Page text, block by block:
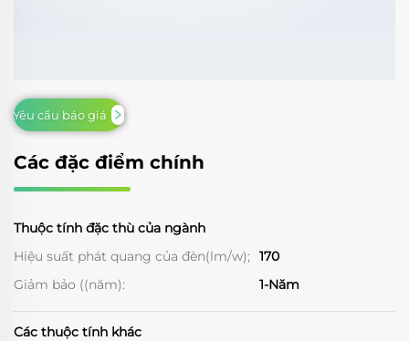
Các đặc điểm chính
Thuộc tính đặc thù của ngành
Hiệu suất phát quang của đèn(lm/w);
170
Giảm bảo ((năm):
1-Năm
Các thuộc tính khác
Yêu cầu báo giá